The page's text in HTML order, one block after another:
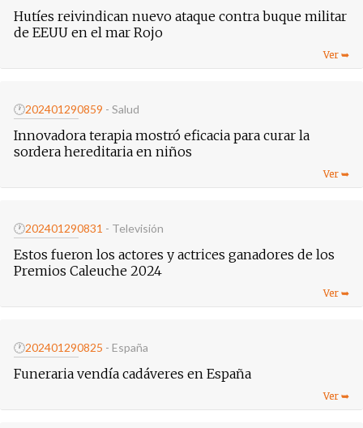
Hutíes reivindican nuevo ataque contra buque militar
de EEUU en el mar Rojo
🕐202401290859 - Salud
Innovadora terapia mostró eficacia para curar la
sordera hereditaria en niños
🕐202401290831 - Televisión
Estos fueron los actores y actrices ganadores de los
Premios Caleuche 2024
🕐202401290825 - España
Funeraria vendía cadáveres en España